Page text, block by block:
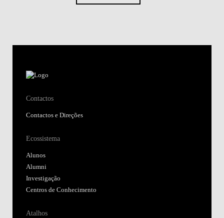
Contactos
Contactos e Direções
Ecossistema
Alunos
Alumni
Investigação
Centros de Conhecimento
Atalhos